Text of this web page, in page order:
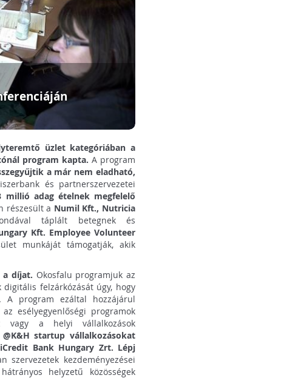
üzlet kategóriában a
program kapta. A program
a már nem eladható,
és partnerszervezetei
millió adag ételnek megfelelő
részesült a Numil Kft., Nutricia
táplált betegnek és
Kft. Employee Volunteer
munkáját támogatják, akik
a díjat. Okosfalu programjuk az
felzárkózását úgy, hogy
A program ezáltal hozzájárul
esélyegyenlőségi programok
vagy a helyi vállalkozások
startup vállalkozásokat
Bank Hungary Zrt. Lépj
szervezetek kezdeményezései
helyzetű közösségek